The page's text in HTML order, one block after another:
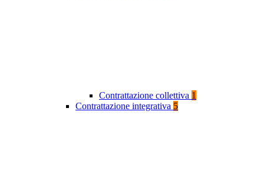
Contrattazione collettiva 1
Contrattazione integrativa 5